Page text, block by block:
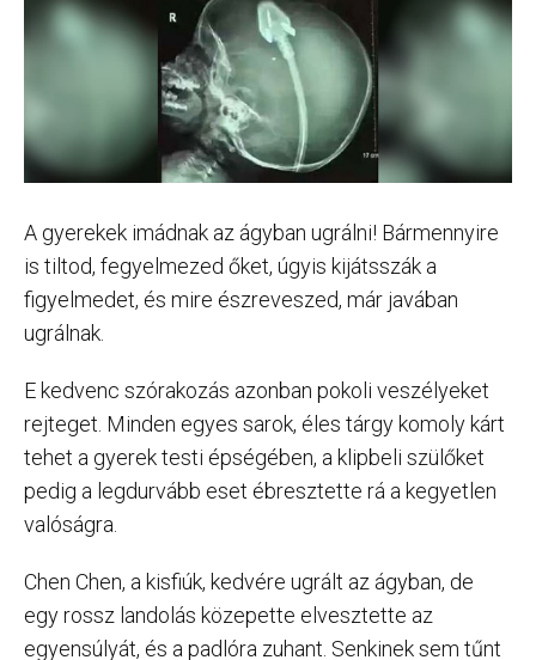
A gyerekek imádnak az ágyban ugrálni! Bármennyire
is tiltod, fegyelmezed őket, úgyis kijátsszák a
figyelmedet, és mire észreveszed, már javában
ugrálnak.
E kedvenc szórakozás azonban pokoli veszélyeket
rejteget. Minden egyes sarok, éles tárgy komoly kárt
tehet a gyerek testi épségében, a klipbeli szülőket
pedig a legdurvább eset ébresztette rá a kegyetlen
valóságra.
Chen Chen, a kisfiúk, kedvére ugrált az ágyban, de
egy rossz landolás közepette elvesztette az
egyensúlyát, és a padlóra zuhant. Senkinek sem tűnt